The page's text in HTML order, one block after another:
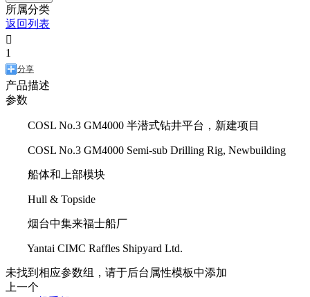
所属分类
返回列表

1
分享
产品描述
参数
COSL No.3 GM4000 半潜式钻井平台，新建项目
COSL No.3 GM4000 Semi-sub Drilling Rig, Newbuilding
船体和上部模块
Hull & Topside
烟台中集来福士船厂
Yantai CIMC Raffles Shipyard Ltd.
未找到相应参数组，请于后台属性模板中添加
上一个